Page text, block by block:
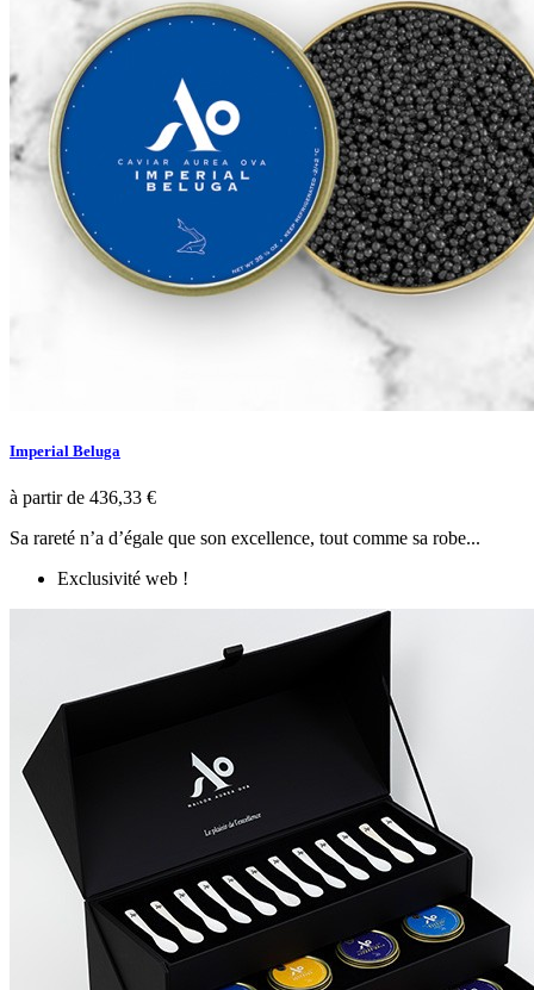
Imperial Beluga
à partir de 436,33 €
Sa rareté n’a d’égale que son excellence, tout comme sa robe...
Exclusivité web !